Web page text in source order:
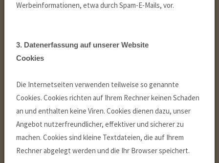
Werbeinformationen, etwa durch Spam-E-Mails, vor.
3. Datenerfassung auf unserer Website
Cookies
Die Internetseiten verwenden teilweise so genannte
Cookies. Cookies richten auf Ihrem Rechner keinen Schaden
an und enthalten keine Viren. Cookies dienen dazu, unser
Angebot nutzerfreundlicher, effektiver und sicherer zu
machen. Cookies sind kleine Textdateien, die auf Ihrem
Rechner abgelegt werden und die Ihr Browser speichert.